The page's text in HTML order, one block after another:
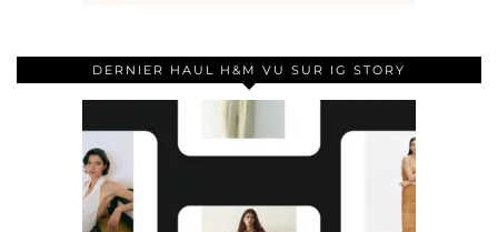
DERNIER HAUL H&M VU SUR IG STORY